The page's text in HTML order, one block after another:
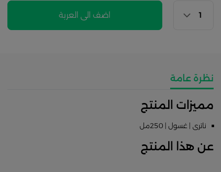
اضف الى العربة
نظرة عامة
مميزات المنتج
ناترى | غسول | 250مل
عن هذا المنتج